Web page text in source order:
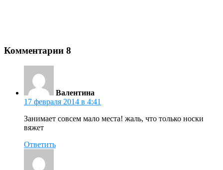
Комментарии 8
Валентина
17 февраля 2014 в 4:41
Занимает совсем мало места! жаль, что только носки
вяжет
Ответить